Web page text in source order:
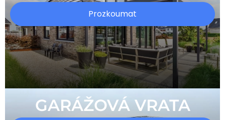
Prozkoumat
GARÁŽOVÁ VRATA